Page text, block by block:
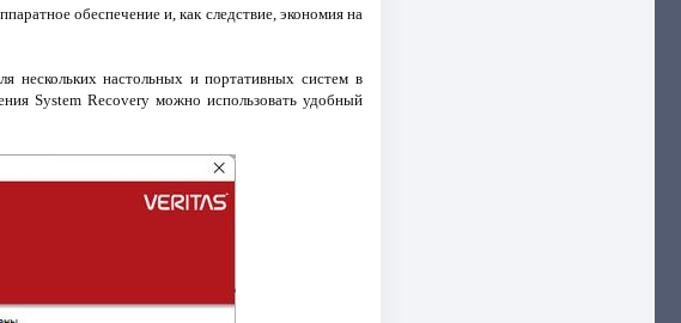
обеспечение и, как следствие, экономия на
нескольких настольных и портативных систем в
System Recovery можно использовать удобный